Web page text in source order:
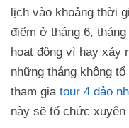
lịch vào khoảng thời
điểm ở tháng 6,
hoạt động vì hay xảy
những tháng không
tham gia tour 4 đảo
này sẽ tổ chức xuyên